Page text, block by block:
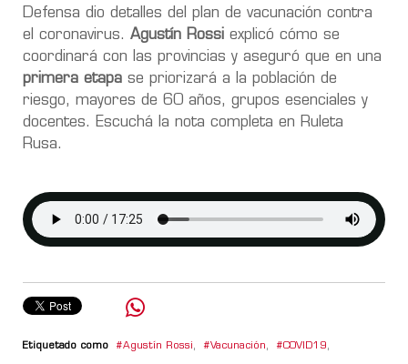
Defensa dio detalles del plan de vacunación contra
el coronavirus. Agustín Rossi explicó cómo se
coordinará con las provincias y aseguró que en una
primera etapa se priorizará a la población de
riesgo, mayores de 60 años, grupos esenciales y
docentes. Escuchá la nota completa en Ruleta
Rusa.
Etiquetado como Agustín Rossi, Vacunación, COVID19,